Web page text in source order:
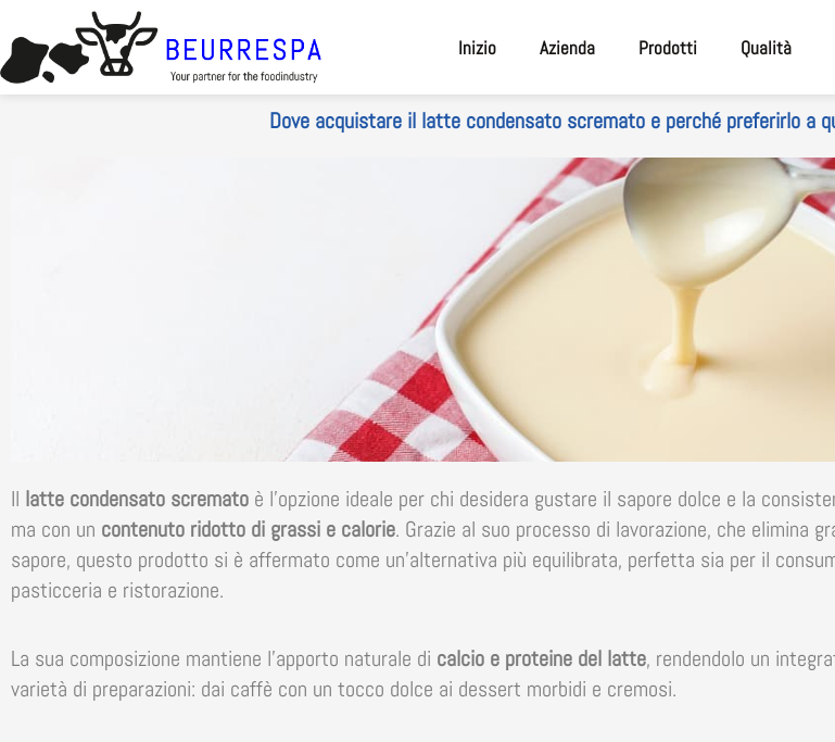
contenuto
Inizio Azienda Prodotti Qualità
Dove acquistare il latte condensato scremato e perché preferirlo a
Il latte condensato scremato è l’opzione ideale per chi desidera gustare il sapore dolce e la
ma con un contenuto ridotto di grassi e calorie. Grazie al suo processo di lavorazione, che elimina
sapore, questo prodotto si è affermato come un’alternativa più equilibrata, perfetta sia per il
pasticceria e ristorazione.
La sua composizione mantiene l’apporto naturale di calcio e proteine del latte, rendendolo un
varietà di preparazioni: dai caffè con un tocco dolce ai dessert morbidi e cremosi.